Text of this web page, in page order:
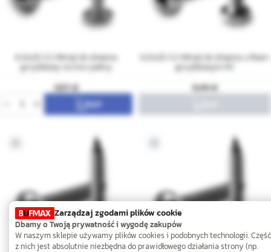
grzybkowy na torx pełny
0,57
grzybkowym PZ
0,49
Zarządzaj zgodami plików cookie
Dbamy o Twoją prywatność i wygodę zakupów
W naszym sklepie używamy plików cookies i podobnych technologii. Część
z nich jest absolutnie niezbędna do prawidłowego działania strony (np.